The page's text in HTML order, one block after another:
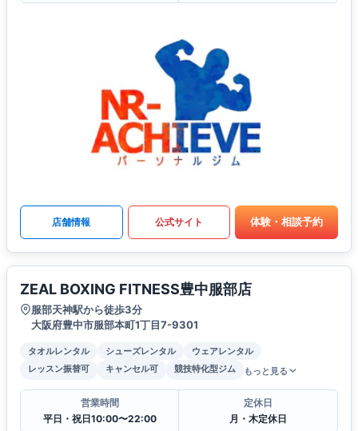
店舗情報 公式サイト 体験・相談予約
ZEAL BOXING FITNESS豊中服部店
服部天神駅から徒歩3分
大阪府豊中市服部本町1丁目7-9301
タオルレンタル シューズレンタル
ウェアレンタル
レッスン振替可
キャンセル可 競技特化型ジム もっと見る
営業時間
平日・祝日10:00〜22:00
定休日
月・木定休日